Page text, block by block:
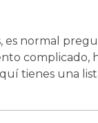
es normal
complicado,
tienes una